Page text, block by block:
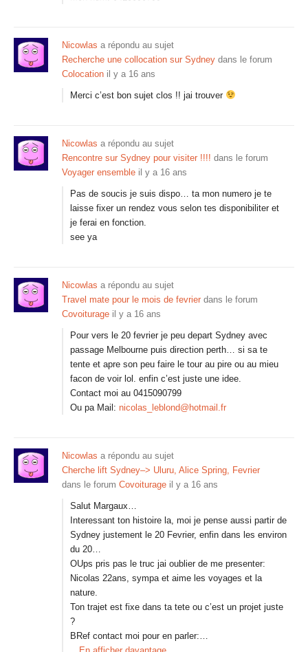
Nicowlas a répondu au sujet
Recherche une collocation sur Sydney dans le forum
Colocation il y a 16 ans
Merci c’est bon sujet clos !! jai trouver
Nicowlas a répondu au sujet
Rencontre sur Sydney pour visiter !!!! dans le forum
Voyager ensemble il y a 16 ans
Pas de soucis je suis dispo… ta mon numero je te
laisse fixer un rendez vous selon tes disponibiliter et
je ferai en fonction.
see ya
Nicowlas a répondu au sujet
Travel mate pour le mois de fevrier dans le forum
Covoiturage il y a 16 ans
Pour vers le 20 fevrier je peu depart Sydney avec
passage Melbourne puis direction perth… si sa te
tente et apre son peu faire le tour au pire ou au mieu
facon de voir lol. enfin c’est juste une idee.
Contact moi au 0415090799
Ou pa Mail: nicolas_leblond@hotmail.fr
Nicowlas a répondu au sujet
Cherche lift Sydney–> Uluru, Alice Spring, Fevrier
dans le forum Covoiturage il y a 16 ans
Salut Margaux…
Interessant ton histoire la, moi je pense aussi partir de
Sydney justement le 20 Fevrier, enfin dans les environ
du 20…
OUps pris pas le truc jai oublier de me presenter:
Nicolas 22ans, sympa et aime les voyages et la
nature.
Ton trajet est fixe dans ta tete ou c’est un projet juste
?
BRef contact moi pour en parler:…